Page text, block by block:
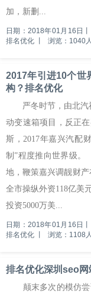
加，新删...
日期：2018年01月16日
排名优化
浏览：1040
2017年引进10个世
构？排名优化
严冬时节，由北汽
动变速箱项目，反正
斯，2017年嘉兴汽配
制”程度推向世界级
地，鞭策嘉兴调靓财
全市操纵外资118亿美
投资5000万美...
日期：2018年01月16日
排名优化
浏览：1108
排名优化深圳seo
颠末多次的模仿尝